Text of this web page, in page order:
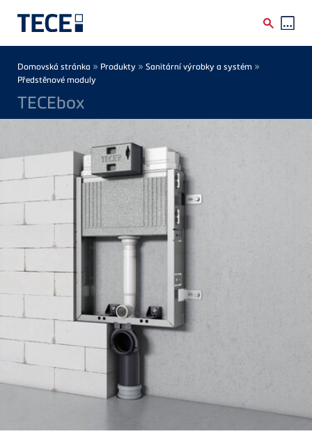
Breadcrumb
Domovská stránka » Produkty » Sanitární výrobky a systém »
Předstěnové moduly
TECEbox